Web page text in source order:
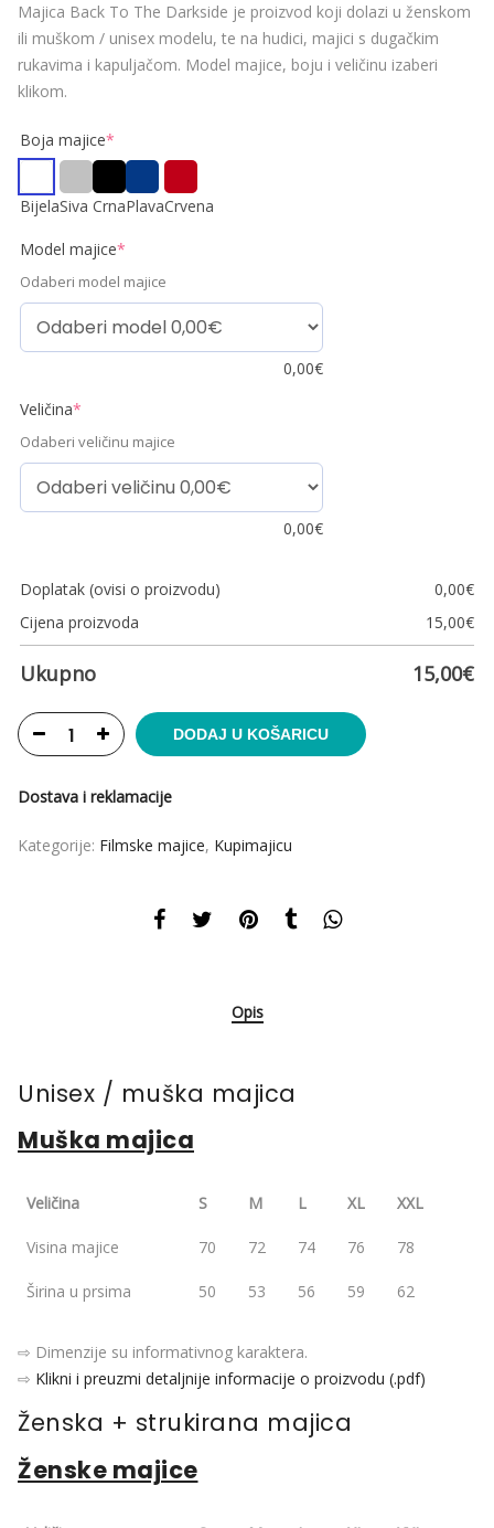
Majica Back To The Darkside je proizvod koji dolazi u ženskom
ili muškom / unisex modelu, te na hudici, majici s dugačkim
rukavima i kapuljačom. Model majice, boju i veličinu izaberi
klikom.
Boja majice*
BijelaSiva CrnaPlavaCrvena
Model majice*
Odaberi model majice
0,00€
Veličina*
Odaberi veličinu majice
0,00€
Doplatak (ovisi o proizvodu) 0,00€
Cijena proizvoda
15,00€
Ukupno 15,00€
DODAJ U KOŠARICU
Dostava i reklamacije
Kategorije: Filmske majice, Kupimajicu
Opis
Unisex / muška majica
Muška majica
Veličina S M L XL XXL
Visina majice 70 72 74 76 78
Širina u prsima 50 53 56 59 62
⇨ Dimenzije su informativnog karaktera.
⇨ Klikni i preuzmi detaljnije informacije o proizvodu (.pdf)
Ženska + strukirana majica
Ženske majice